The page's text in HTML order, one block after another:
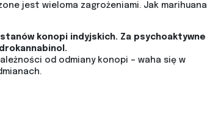
jest wieloma zagrożeniami. Jak marihuana
konopi indyjskich. Za psychoaktywne
od odmiany konopi – waha się w